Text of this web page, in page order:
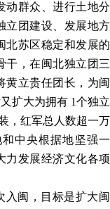
动群众、进行土地分
立团建设、发展地方
北苏区稳定和发展的
干，在闽北独立团三
黄立贵任团长，为闽
扩大为拥有 1个独立
，红军总人数超一万
中央根据地坚强一
力发展经济文化各项
入闽，目标是扩大闽